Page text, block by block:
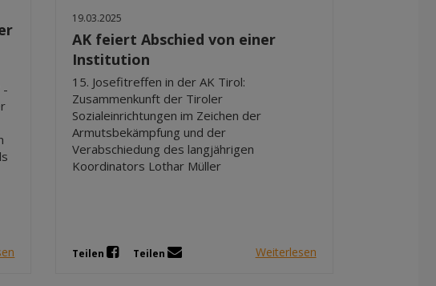
-
19.03.2025
AK feiert Abschied von einer
Institution
15. Josefitreffen in der AK Tirol:
Zusammenkunft der Tiroler
Sozialeinrichtungen im Zeichen der
Armutsbekämpfung und der
Verabschiedung des langjährigen
Koordinators Lothar Müller
Teilen Teilen Weiterlesen